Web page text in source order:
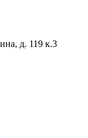
д. 119 к.3